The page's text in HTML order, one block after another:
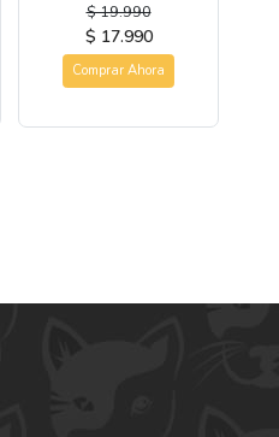
$ 19.990
$ 17.990
Comprar Ahora